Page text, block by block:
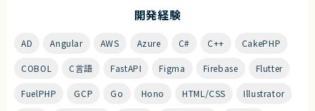
開発経験
AD Angular AWS Azure C# C++ CakePHP
COBOL C言語 FastAPI Figma Firebase Flutter
FuelPHP GCP Go Hono HTML/CSS Illustrator